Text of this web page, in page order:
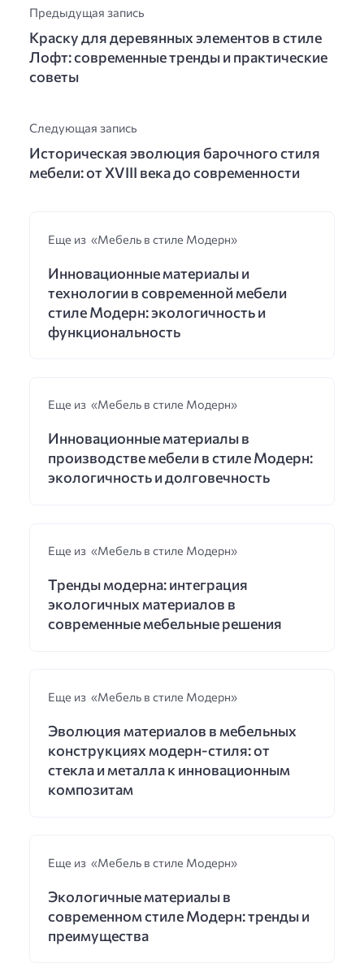
Предыдущая запись
Краску для деревянных элементов в стиле
Лофт: современные тренды и практические
советы
Следующая запись
Историческая эволюция барочного стиля
мебели: от XVIII века до современности
Еще из «Мебель в стиле Модерн»
Инновационные материалы и
технологии в современной мебели
стиле Модерн: экологичность и
функциональность
Еще из «Мебель в стиле Модерн»
Инновационные материалы в
производстве мебели в стиле Модерн:
экологичность и долговечность
Еще из «Мебель в стиле Модерн»
Тренды модерна: интеграция
экологичных материалов в
современные мебельные решения
Еще из «Мебель в стиле Модерн»
Эволюция материалов в мебельных
конструкциях модерн-стиля: от
стекла и металла к инновационным
композитам
Еще из «Мебель в стиле Модерн»
Экологичные материалы в
современном стиле Модерн: тренды и
преимущества